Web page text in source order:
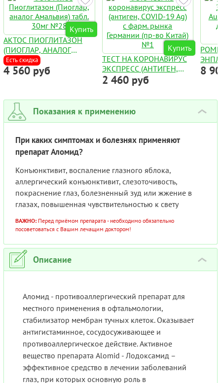
Купить
АКТОС ПИОГЛИТАЗОН
(ПИОГЛАР, АНАЛОГ
АМАЛЬВИЯ) ТАБЛ. 30МГ
№28
Есть скидка
4 560 руб
Купить
ТЕСТ НА КОРОНАВИРУС
ЭКСПРЕСС (АНТИГЕН,
COVID-19 AG) С ФАРМ.
РЫНКА ГЕРМАНИИ (ПР-
ВО КИТАЙ) №1
2 460 руб
8
Показания к применению ›
При каких симптомах и болезнях применяют
препарат Аломид?
Конъюнктивит, воспаление глазного яблока,
аллергический конъюнктивит, слезоточивость,
покраснение глаз, болезненный зуд или жжение в
глазах, повышенная чувствительностью к свету
ВАЖНО: Перед приёмом препарата - необходимо обязательно
посоветоваться с Вашим лечащим доктором!
Описание ›
Аломид - противоаллергический препарат для
местного применения в офтальмологии,
стабилизатор мембран тучных клеток. Оказывает
антигистаминное, сосудосуживающее и
противоаллергическое действие. Активное
вещество препарата Alomid - Лодоксамид –
эффективное средство в лечении заболеваний
глаз, при которых основную роль в